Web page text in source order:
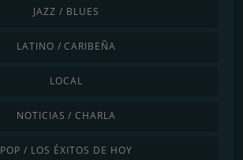
JAZZ / BLUES
LATINO / CARIBEÑA
LOCAL
NOTICIAS / CHARLA
POP / LOS ÉXITOS DE HOY